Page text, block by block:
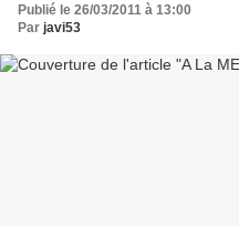
Publié le 26/03/2011 à 13:00
Par javi53